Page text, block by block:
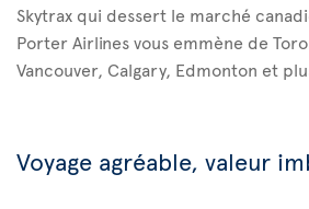
Skytrax qui dessert le marché
Porter Airlines vous emmène de
Vancouver, Calgary, Edmonton et
Voyage agréable, valeur